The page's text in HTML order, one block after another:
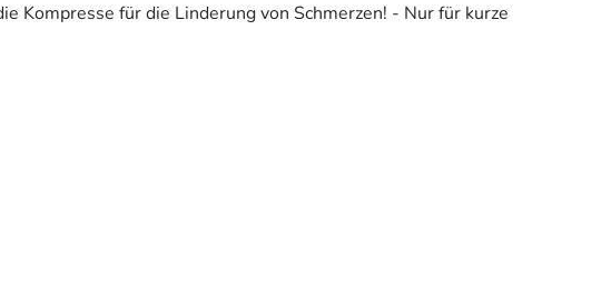
Kompresse für die Linderung von Schmerzen! - Nur für kurze